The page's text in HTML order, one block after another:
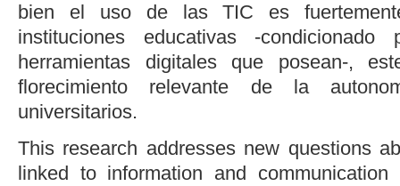
bien el uso de las TIC es
instituciones educativas -
herramientas digitales que posean-,
florecimiento relevante de la
universitarios.
This research addresses new questions
linked to information and